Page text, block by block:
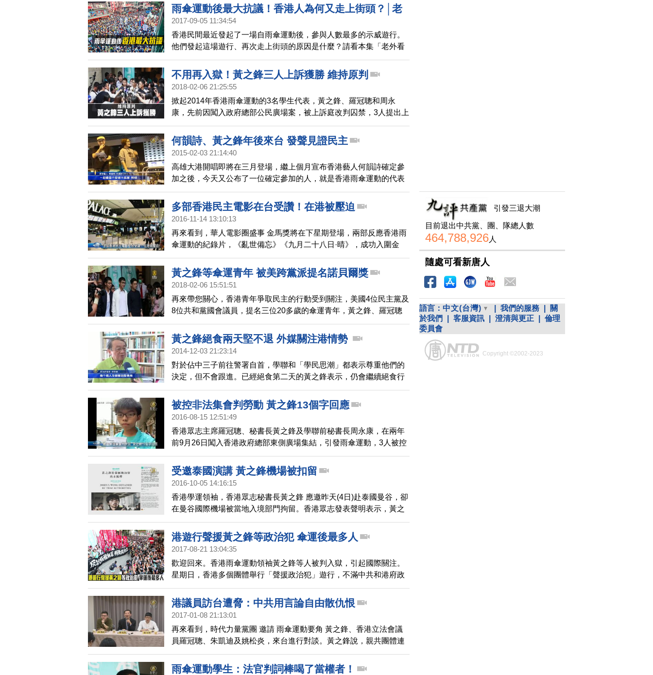
雨傘運動後最大抗議！香港人為何又走上街頭？│老
外看香港│郝毅博 Ben Hedges│新唐人電視台
2017-09-05 11:34:54
香港民間最近發起了一場自雨傘運動後，參與人數最多的示威遊行。
他們發起這場遊行、再次走上街頭的原因是什麼？請看本集「老外看
香港」影片！
不用再入獄！黃之鋒三人上訴獲勝 維持原判
2018-02-06 21:25:55
掀起2014年香港雨傘運動的3名學生代表，黃之鋒、羅冠聰和周永
康，先前因闖入政府總部公民廣場案，被上訴庭改判囚禁，3人提出上
訴，終審法院星期二裁定3人上訴獲勝，維持原審，無須入獄的判決，
並且被即刻釋放。
何韻詩、黃之鋒年後來台 發聲見證民主
2015-02-03 21:14:40
高雄大港開唱即將在三月登場，繼上個月宣布香港藝人何韻詩確定參
加之後，今天又公布了一位確定參加的人，就是香港雨傘運動的代表
黃之鋒，雖然黃之鋒目前沒有預定開唱，但會和台灣民眾分享心得。
多部香港民主電影在台受讚！在港被壓迫
2016-11-14 13:10:13
再來看到，華人電影圈盛事 金馬獎將在下星期登場，兩部反應香港雨
傘運動的紀錄片，《亂世備忘》《九月二十八日·晴》，成功入圍金
馬；但《亂世備忘》，在香港，卻沒有電影院願意放映。而另一部在
高雄電影節播映的香港電影《撐傘》，原本明天計畫在香港首映，卻
突然因「政治考慮」原因，被迫取消。
黃之鋒等傘運青年 被美跨黨派提名諾貝爾獎
2018-02-06 15:51:51
再來帶您關心，香港青年爭取民主的行動受到關注，美國4位民主黨及
8位共和黨國會議員，提名三位20多歲的傘運青年，黃之鋒、羅冠聰
與周永康，角逐諾貝爾和平獎，肯定港人以和平運動爭取改革，這三
位青年之前還因為運動入獄。如果黃之鋒獲獎，將成為巴基斯坦的馬
拉拉之後，諾貝爾獎史上第二年輕的得主。
黃之鋒絕食兩天堅不退 外媒關注港情勢
2014-12-03 21:23:14
對於佔中三子前往警署自首，學聯和「學民思潮」都表示尊重他們的
決定，但不會跟進。已經絕食第二天的黃之鋒表示，仍會繼續絕食行
動，他在接受外媒採訪時說，絕食，是迫使港府出面與他們重啟政改
對話的唯一途徑。
被控非法集會判勞動 黃之鋒13個字回應
2016-08-15 12:51:49
香港眾志主席羅冠聰、秘書長黃之鋒及學聯前秘書長周永康，在兩年
前9月26日闖入香港政府總部東側廣場集結，引發雨傘運動，3人被控
非法集會等罪，今天香港東區法院宣判，黃之鋒被判80小時社會服務
令、羅冠聰120小時社會服令，而周永康因為9月要出國留學，改判監
禁3星期，緩刑1年。黃之鋒臉書上用13個字回應，「我們無悔抗爭，
受邀泰國演講 黃之鋒機場被扣留
2016-10-05 14:16:15
香港學運領袖，香港眾志秘書長黃之鋒 應邀昨天(4日)赴泰國曼谷，卻
在曼谷國際機場被當地入境部門拘留。香港眾志發表聲明表示，黃之
鋒持合法證件入境，但泰國政府事前接到北京當局施壓，目前黃之鋒
還沒有獲釋。
港遊行聲援黃之鋒等政治犯 傘運後最多人
2017-08-21 13:04:35
歡迎回來。香港雨傘運動領袖黃之鋒等人被判入獄，引起國際關注。
星期日，香港多個團體舉行「聲援政治犯」遊行，不滿中共和港府政
治打壓。參加人數出乎意料，主辦方表示是自雨傘運動後最多遊行人
數的一次。
港議員訪台遭脅：中共用言論自由散仇恨
2017-01-08 21:13:01
再來看到，時代力量黨團 邀請 雨傘運動要角 黃之鋒、香港立法會議
員羅冠聰、朱凱迪及姚松炎，來台進行對談。黃之鋒說，親共團體連
他們下榻的地方都知道，非常奇怪。而羅冠聰則說，中共是在利用民
主社會的言論自由，從中製造仇恨。
雨傘運動學生：法官判詞棒喝了當權者！
引發三退大潮
目前退出中共黨、團、隊總人數
464,788,926人
隨處可看新唐人
語言： 中文(台灣) 我們的服務
關
於我們
客服資訊 澄清與更正
倫理
委員會
Copyright ©2002-2023